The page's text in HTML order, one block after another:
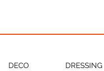
DECO DRESSING